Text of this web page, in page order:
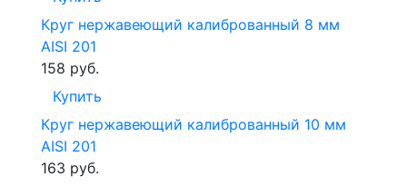
Круг нержавеющий калиброванный 8 мм
AISI 201
158 руб.
Купить
Круг нержавеющий калиброванный 10 мм
AISI 201
163 руб.